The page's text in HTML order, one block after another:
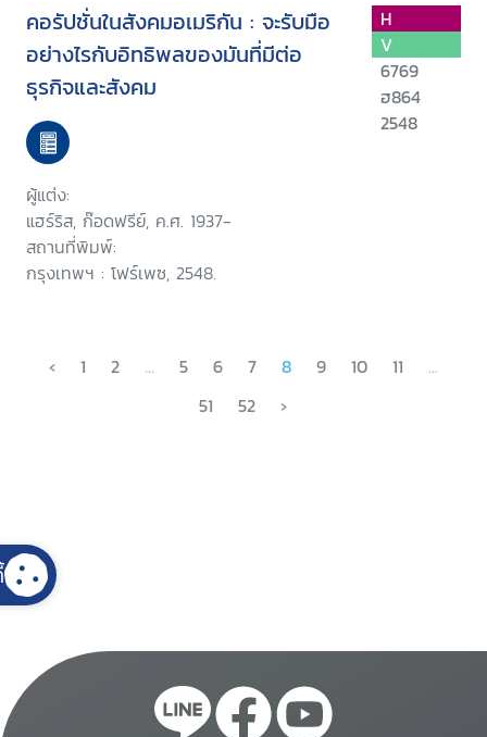
คอรัปชั่นในสังคมอเมริกัน : จะรับมือ
อย่างไรกับอิทธิพลของมันที่มีต่อ
ธุรกิจและสังคม
ผู้แต่ง:
แฮร์ริส, ก๊อดฟรีย์, ค.ศ. 1937-
สถานที่พิมพ์:
กรุงเทพฯ : โฟร์เพซ, 2548.
H
V
6769
ฮ864
2548
‹ 1 2 ... 5 6 7 8 9 10 11
...
51
52 ›